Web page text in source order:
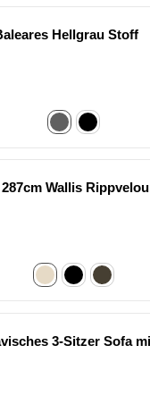
Hellgrau Stoff
Wallis
3-Sitzer Sofa